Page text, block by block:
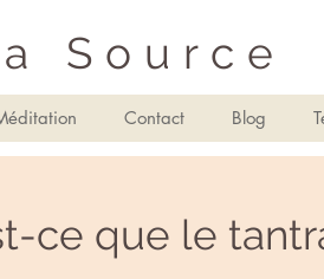
Source
Contact Blog
ce que le